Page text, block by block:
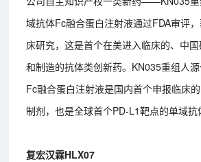
域抗体Fc融合蛋白注射液通过FDA审评
床研究，这是首个在美进入临床的、中
和制造的抗体类创新药。KN035重组人
Fc融合蛋白注射液是国内首个申报临床
制剂，也是全球首个PD-L1靶点的单域抗
复宏汉霖HLX07